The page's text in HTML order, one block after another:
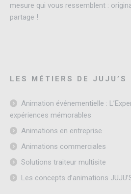
mesure qui vous ressemblent :
partage !
LES MÉTIERS DE JUJU’S
Animation événementielle :
expériences mémorables
Animations en entreprise
Animations commerciales
Solutions traiteur multisite
Les concepts d’animations